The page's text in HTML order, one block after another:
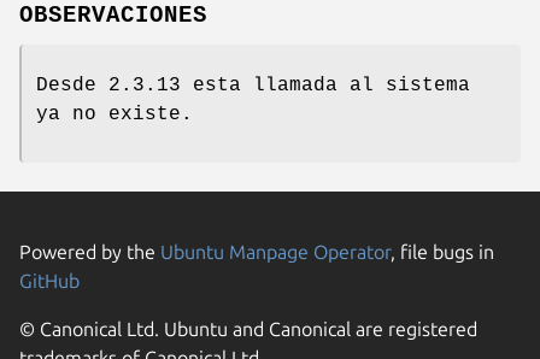
OBSERVACIONES
Desde 2.3.13 esta llamada al sistema
ya no existe.
Powered by the Ubuntu Manpage Operator, file bugs in
GitHub
© Canonical Ltd. Ubuntu and Canonical are registered